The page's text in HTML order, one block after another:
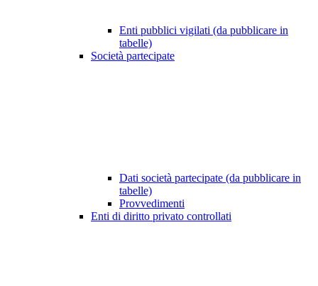
Enti pubblici vigilati (da pubblicare in
tabelle)
Società partecipate
Dati società partecipate (da pubblicare in
tabelle)
Provvedimenti
Enti di diritto privato controllati